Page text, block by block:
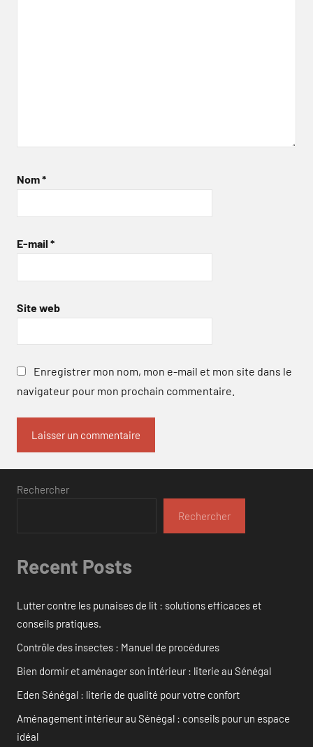
Nom*
E-mail *
Site web
Enregistrer mon nom, mon e-mail et mon site dans le
navigateur pour mon prochain commentaire.
Rechercher
Rechercher
Recent Posts
Lutter contre les punaises de lit : solutions efficaces et
conseils pratiques.
Contrôle des insectes : Manuel de procédures
Bien dormir et aménager son intérieur : literie au Sénégal
Eden Sénégal : literie de qualité pour votre confort
Aménagement intérieur au Sénégal : conseils pour un espace
idéal